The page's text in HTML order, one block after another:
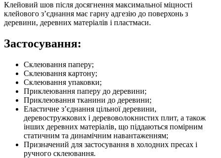
Клейовий шов після досягнення максимальної міцності
клейового з’єднання має гарну адгезію до поверхонь з
деревини, деревних матеріалів і пластмаси.
Застосування:
Склеювання паперу;
Склеювання картону;
Склеювання упаковки;
Приклеювання паперу до деревини;
Приклеювання тканини до деревини;
Еластичне з’єднання цільної деревини,
деревостружкових і деревоволокнистих плит, а також
інших деревних матеріалів, що піддаються помірним
статичним та динамічним навантаженням;
Призначений для застосування в холодних пресах і
ручного склеювання.